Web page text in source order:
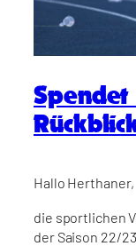
Hallo Herthaner,
die sportlichen
der Saison 22/